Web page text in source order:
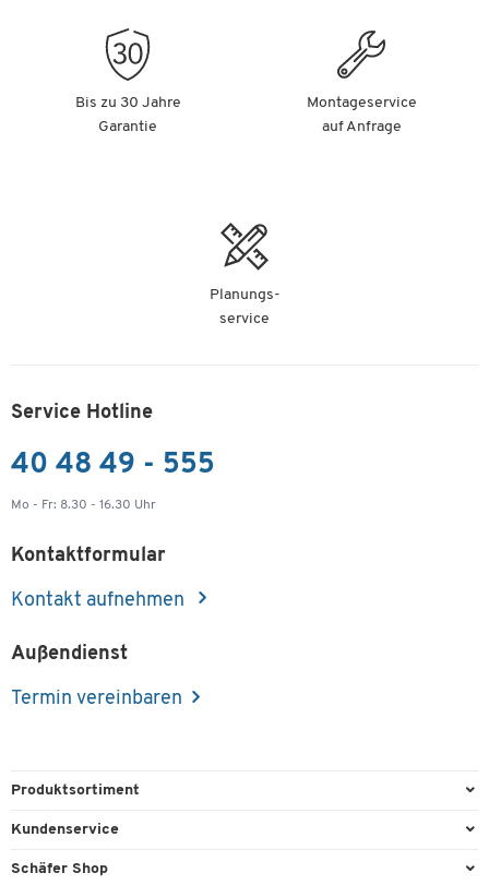
Bis zu 30 Jahre
Garantie
Montageservice
auf Anfrage
Planungs-
service
Service Hotline
40 48 49 - 555
Mo - Fr: 8.30 - 16.30 Uhr
Kontaktformular
Kontakt aufnehmen
Außendienst
Termin vereinbaren
Produktsortiment
Büroausstattung
Kundenservice
Direktbestellung
Schäfer Shop